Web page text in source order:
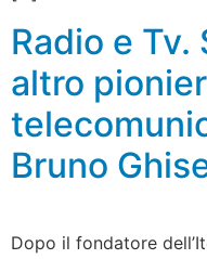
Radio e Tv.
altro
Bruno
Dopo il fondatore